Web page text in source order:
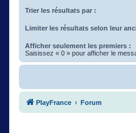
Trier les résultats par :
Limiter les résultats selon leur
Afficher seulement les premiers :
Saisissez « 0 » pour afficher le
PlayFrance Forum